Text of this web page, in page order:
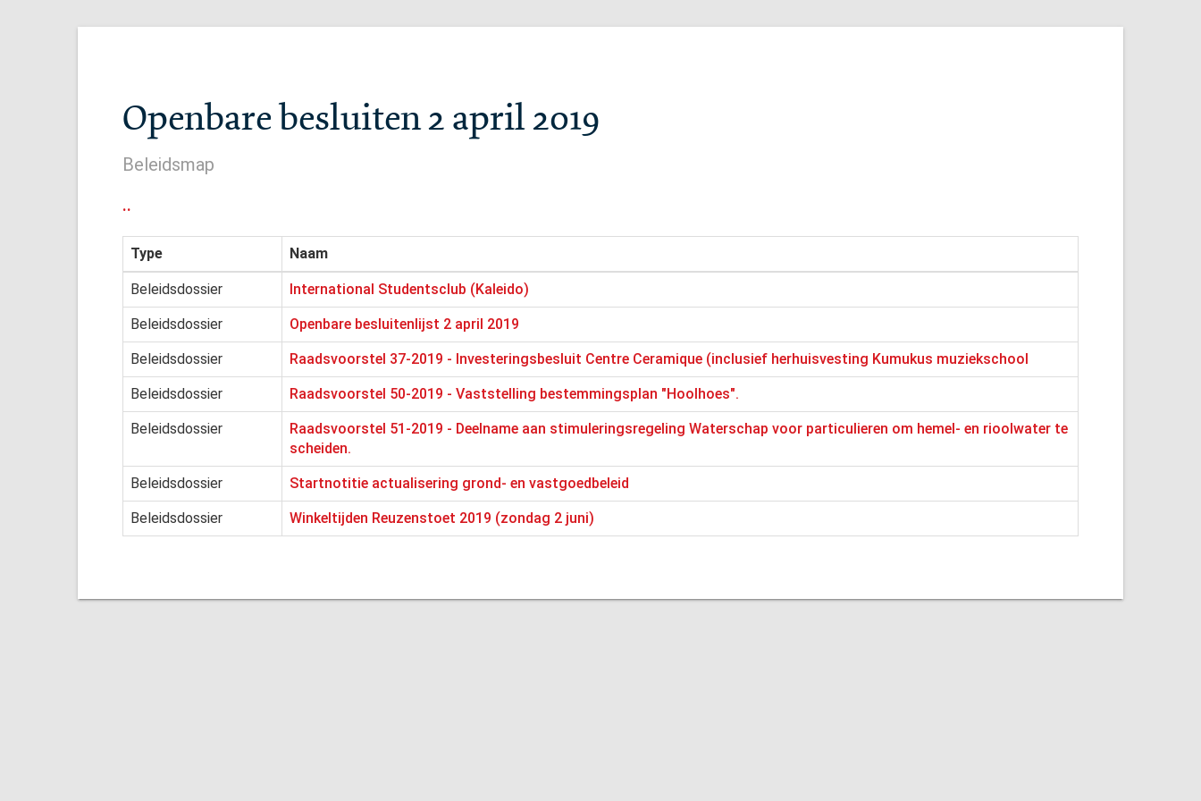
Openbare besluiten 2 april 2019
Beleidsmap
..
Type Naam
Beleidsdossier International Studentsclub (Kaleido)
Beleidsdossier Openbare besluitenlijst 2 april 2019
Beleidsdossier Raadsvoorstel 37-2019 - Investeringsbesluit Centre Ceramique (inclusief herhuisvesting Kumukus muziekschool
Beleidsdossier Raadsvoorstel 50-2019 - Vaststelling bestemmingsplan "Hoolhoes".
Beleidsdossier
Raadsvoorstel 51-2019 - Deelname aan stimuleringsregeling Waterschap voor particulieren om hemel- en rioolwater te
scheiden.
Beleidsdossier Startnotitie actualisering grond- en vastgoedbeleid
Beleidsdossier Winkeltijden Reuzenstoet 2019 (zondag 2 juni)